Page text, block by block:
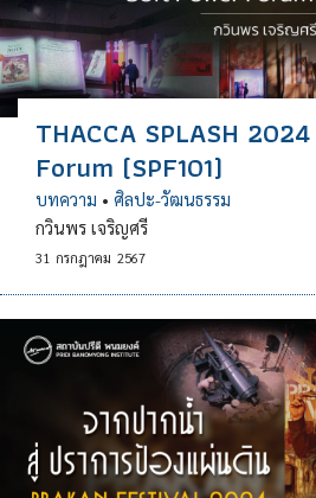
THACCA SPLASH
Forum (SPF101)
บทความ • ศิลปะ-วัฒนธรรม
กวินพร เจริญศรี
31 กรกฎาคม 2567